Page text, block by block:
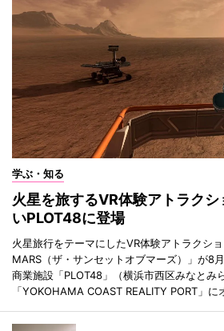
学ぶ・知る
火星を旅するVR体験アトラク
いPLOT48に登場
火星旅行をテーマにしたVR体験アトラクシ
MARS（ザ・サンセットオブマーズ）」が8
商業施設「PLOT48」（横浜市西区みなとみ
「YOKOHAMA COAST REALITY PORT」に